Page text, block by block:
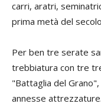
carri, aratri,
prima metà del
Per ben tre serate
trebbiatura con tre
"Battaglia del
annesse